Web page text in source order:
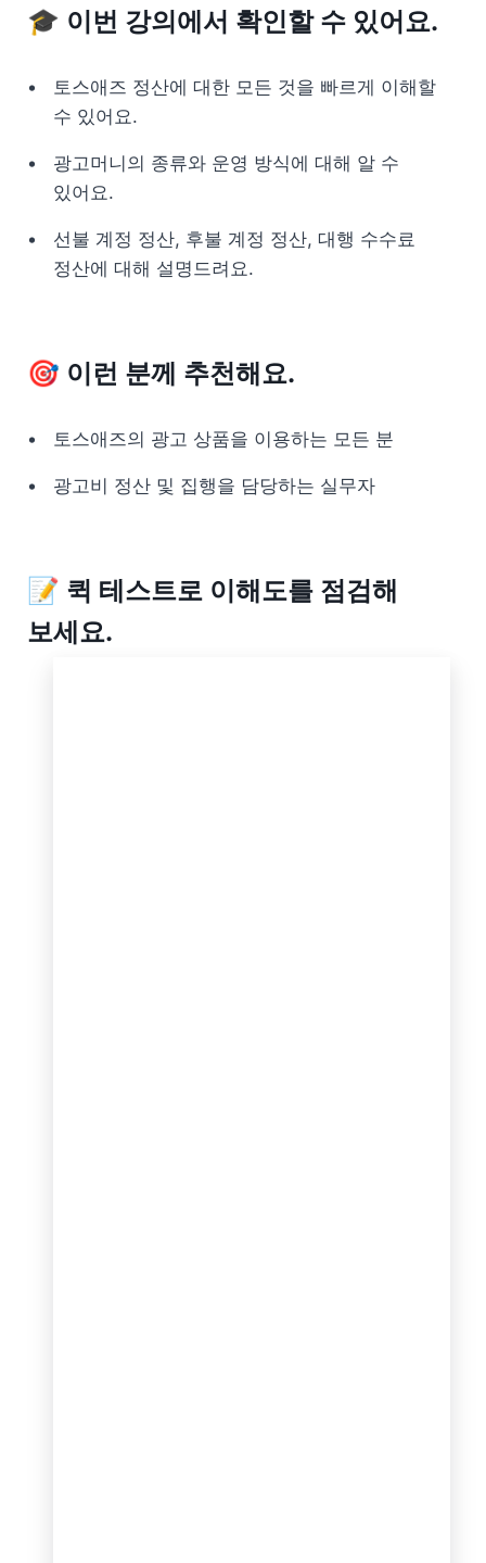
🎓 이번 강의에서 확인할 수 있어요.
토스애즈 정산에 대한 모든 것을 빠르게 이해할
수 있어요.
광고머니의 종류와 운영 방식에 대해 알 수
있어요.
선불 계정 정산, 후불 계정 정산, 대행 수수료
정산에 대해 설명드려요.
🎯 이런 분께 추천해요.
토스애즈의 광고 상품을 이용하는 모든 분
광고비 정산 및 집행을 담당하는 실무자
📝 퀵 테스트로 이해도를 점검해
보세요.